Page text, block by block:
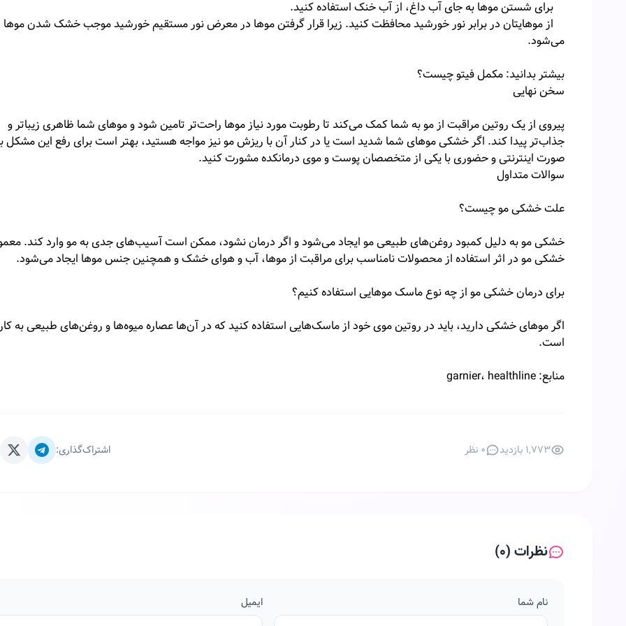
برای شستن موها به جای آب داغ، از آب خنک استفاده کنید.
از موهایتان در برابر نور خورشید محافظت کنید. زیرا قرار گرفتن موها در معرض نور مستقیم خورشید موجب خشک شدن موها
می‌شود.
بیشتر بدانید: مکمل فیتو چیست؟
سخن نهایی
پیروی از یک روتین مراقبت از مو به شما کمک می‌کند تا رطوبت مورد نیاز موها راحت‌تر تامین شود و موهای شما ظاهری زیباتر و
جذاب‌تر پیدا کند. اگر خشکی موهای شما شدید است یا در کنار آن با ریزش مو نیز مواجه هستید، بهتر است برای رفع این مشکل
صورت اینترنتی و حضوری با یکی از متخصصان پوست و موی درمانکده مشورت کنید.
سوالات متداول
علت خشکی مو چیست؟
خشکی مو به دلیل کمبود روغن‌های طبیعی مو ایجاد می‌شود و اگر درمان نشود، ممکن است آسیب‌های جدی به مو وارد کند.
خشکی مو در اثر استفاده از محصولات نامناسب برای مراقبت از موها، آب و هوای خشک و همچنین جنس موها ایجاد می‌شود.
برای درمان خشکی مو از چه نوع ماسک موهایی استفاده کنیم؟
اگر موهای خشکی دارید، باید در روتین موی خود از ماسک‌هایی استفاده کنید که در آن‌ها عصاره میوه‌ها و روغن‌های طبیعی به
است.
منابع: garnier، healthline
۱,۷۷۳ بازدید 0 نظر اشتراک‌گذاری:
نظرات (0)
نام شما ایمیل